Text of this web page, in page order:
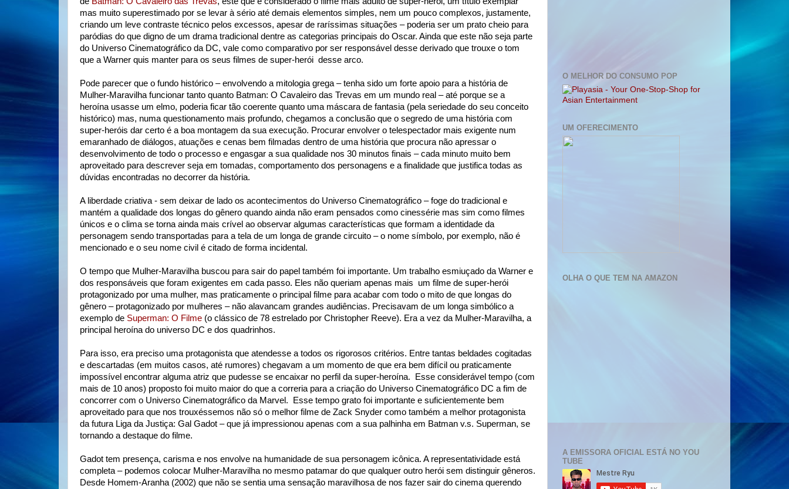
mas muito superestimado por se levar à sério até demais elementos simples, nem um pouco complexos, justamente,
criando um leve contraste técnico pelos excessos, apesar de raríssimas situações – poderia ser um prato cheio para
paródias do que digno de um drama tradicional dentre as categorias principais do Oscar. Ainda que este não seja parte
do Universo Cinematográfico da DC, vale como comparativo por ser responsável desse derivado que trouxe o tom
que a Warner quis manter para os seus filmes de super-herói desse arco.
Pode parecer que o fundo histórico – envolvendo a mitologia grega – tenha sido um forte apoio para a história de
Mulher-Maravilha funcionar tanto quanto Batman: O Cavaleiro das Trevas em um mundo real – até porque se a
heroína usasse um elmo, poderia ficar tão coerente quanto uma máscara de fantasia (pela seriedade do seu conceito
histórico) mas, numa questionamento mais profundo, chegamos a conclusão que o segredo de uma história com
super-heróis dar certo é a boa montagem da sua execução. Procurar envolver o telespectador mais exigente num
emaranhado de diálogos, atuações e cenas bem filmadas dentro de uma história que procura não apressar o
desenvolvimento de todo o processo e engasgar a sua qualidade nos 30 minutos finais – cada minuto muito bem
aproveitado para descrever seja em tomadas, comportamento dos personagens e a finalidade que justifica todas as
dúvidas encontradas no decorrer da história.
A liberdade criativa - sem deixar de lado os acontecimentos do Universo Cinematográfico – foge do tradicional e
mantém a qualidade dos longas do gênero quando ainda não eram pensados como cinessérie mas sim como filmes
únicos e o clima se torna ainda mais crível ao observar algumas características que formam a identidade da
personagem sendo transportadas para a tela de um longa de grande circuito – o nome símbolo, por exemplo, não é
mencionado e o seu nome civil é citado de forma incidental.
O tempo que Mulher-Maravilha buscou para sair do papel também foi importante. Um trabalho esmiuçado da Warner e
dos responsáveis que foram exigentes em cada passo. Eles não queriam apenas mais um filme de super-herói
protagonizado por uma mulher, mas praticamente o principal filme para acabar com todo o mito de que longas do
gênero – protagonizado por mulheres – não alavancam grandes audiências. Precisavam de um longa simbólico a
exemplo de Superman: O Filme (o clássico de 78 estrelado por Christopher Reeve). Era a vez da Mulher-Maravilha, a
principal heroína do universo DC e dos quadrinhos.
Para isso, era preciso uma protagonista que atendesse a todos os rigorosos critérios. Entre tantas beldades cogitadas
e descartadas (em muitos casos, até rumores) chegavam a um momento de que era bem difícil ou praticamente
impossível encontrar alguma atriz que pudesse se encaixar no perfil da super-heroína. Esse considerável tempo (com
mais de 10 anos) proposto foi muito maior do que a correria para a criação do Universo Cinematográfico DC a fim de
concorrer com o Universo Cinematográfico da Marvel. Esse tempo grato foi importante e suficientemente bem
aproveitado para que nos trouxéssemos não só o melhor filme de Zack Snyder como também a melhor protagonista
da futura Liga da Justiça: Gal Gadot – que já impressionou apenas com a sua palhinha em Batman v.s. Superman, se
tornando a destaque do filme.
Gadot tem presença, carisma e nos envolve na humanidade de sua personagem icônica. A representatividade está
completa – podemos colocar Mulher-Maravilha no mesmo patamar do que qualquer outro herói sem distinguir gêneros.
Desde Homem-Aranha (2002) que não se sentia uma sensação maravilhosa de nos fazer sair do cinema querendo
O MELHOR DO CONSUMO POP
UM OFERECIMENTO
OLHA O QUE TEM NA AMAZON
A EMISSORA OFICIAL ESTÁ NO YOU
TUBE